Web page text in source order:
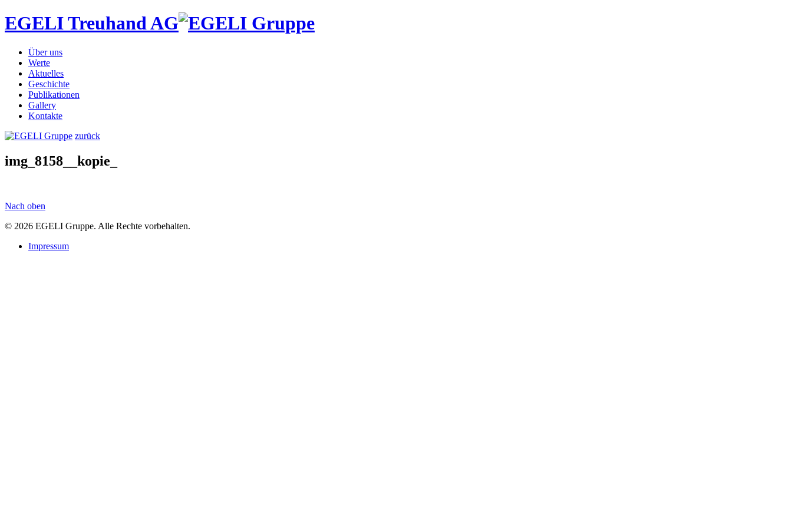
EGELI Treuhand AG
Über uns
Werte
Aktuelles
Geschichte
Publikationen
Gallery
Kontakte
zurück
img_8158__kopie_
Nach oben
© 2026 EGELI Gruppe. Alle Rechte vorbehalten.
Impressum